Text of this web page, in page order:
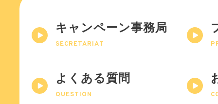
キャンペーン事務局
SECRETARIAT
よくある質問
QUESTION